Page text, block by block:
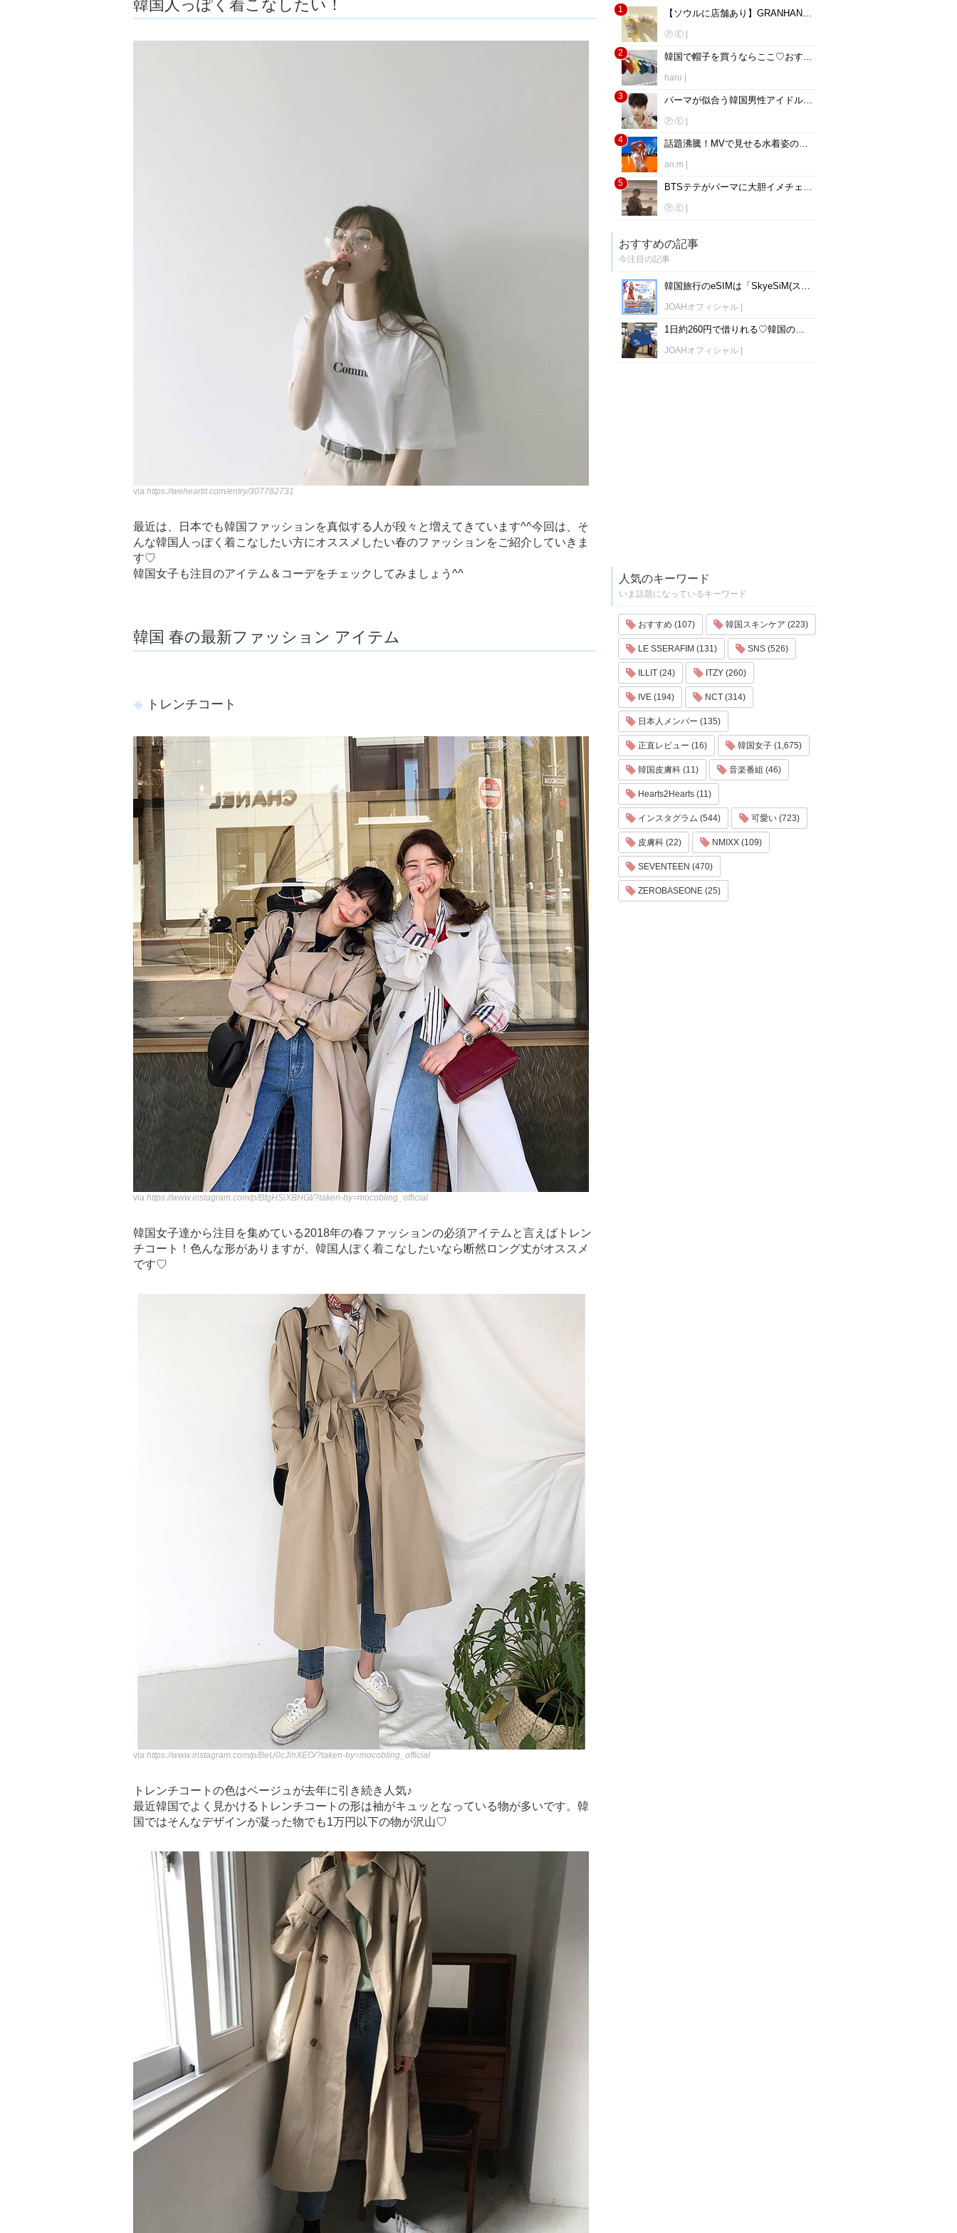
ョ
ア
韓国人っぽく着こなしたい！
via https://weheartit.com/entry/307782731
最近は、日本でも韓国ファッションを真似する人が段々と増えてきています^^今回は、そ
んな韓国人っぽく着こなしたい方にオススメしたい春のファッションをご紹介していきま
す♡
韓国女子も注目のアイテム＆コーデをチェックしてみましょう^^
韓国 春の最新ファッション アイテム
トレンチコート
via https://www.instagram.com/p/BfgHSiXBHGI/?taken-by=mocobling_official
韓国女子達から注目を集めている2018年の春ファッションの必須アイテムと言えばトレン
チコート！色んな形がありますが、韓国人ぽく着こなしたいなら断然ロング丈がオススメ
です♡
via https://www.instagram.com/p/BeU0cJihXEO/?taken-by=mocobling_official
トレンチコートの色はベージュが去年に引き続き人気♪
最近韓国でよく見かけるトレンチコートの形は袖がキュッとなっている物が多いです。韓
国ではそんなデザインが凝った物でも1万円以下の物が沢山♡
1 【ソウルに店舗あり】GRANHAND(グランハンド)の香水全12種類解説♡人気の香りは？
Ⓟ.Ⓔ|
2
韓国で帽子を買うならここ♡おすすめ帽子ショップ6選！
haru
3
パーマが似合う韓国男性アイドル10人！子犬みたいで可愛い♡
Ⓟ.Ⓔ|
4
話題沸騰！MVで見せる水着姿の韓国女性アイドル達にみんな釘付け♡
an.m
5
BTSテテがパーマに大胆イメチェン！歴代パーマとやり方も紹介♡
Ⓟ.Ⓔ|
おすすめの記事
今注目の記事
韓国旅行のeSIMは「SkyeSiM(スカイイーシム)」！1日単位で最安値380円から利用可能！
JOAHオフィシャル|
1日約260円で借りれる♡韓国のWiFiレンタルおすすめ「WiFi弁当(WiFi Dosirak)」
JOAHオフィシャル|
人気のキーワード
いま話題になっているキーワード
おすすめ (107) 韓国スキンケア (223)
LE SSERAFIM (131) SNS (526)
ILLIT (24) ITZY (260)
IVE (194) NCT (314)
日本人メンバー (135)
正直レビュー (16) 韓国女子 (1,675)
韓国皮膚科 (11) 音楽番組 (46)
Hearts2Hearts (11)
インスタグラム (544) 可愛い (723)
皮膚科 (22) NMIXX (109)
SEVENTEEN (470)
ZEROBASEONE (25)